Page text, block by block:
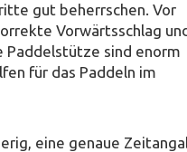
gut beherrschen. Vor
Vorwärtsschlag
Paddelstütze sind enorm
für das Paddeln im
eine genaue